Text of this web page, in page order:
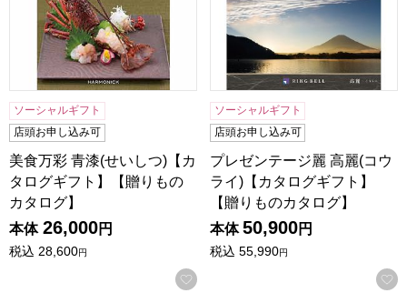
ソーシャルギフト
店頭お申し込み可
美食万彩 青漆(せいしつ)【カ
タログギフト】【贈りもの
カタログ】
本体 26,000円
税込 28,600円
お気に入りに登録する
ソーシャルギフト
店頭お申し込み可
プレゼンテージ麗 高麗(コウ
ライ)【カタログギフト】
【贈りものカタログ】
本体 50,900円
税込 55,990円